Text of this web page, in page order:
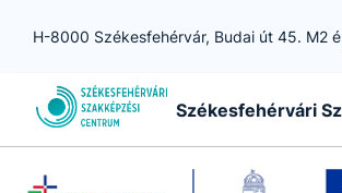
H-8000 Székesfehérvár, Budai út 45. M2
Székesfehérvári